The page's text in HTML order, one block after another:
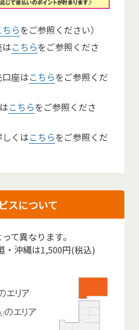
ちらをご参照ください）
こちらをご参照くださ
座はこちらをご参照くだ
こちらをご参照くださ
くはこちらをご参照くだ
スについて
て異なります。
・沖縄は1,500円(税込)